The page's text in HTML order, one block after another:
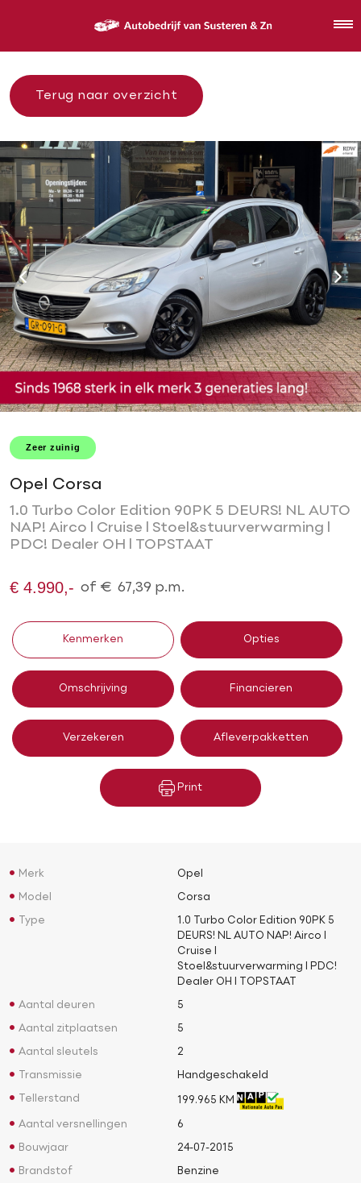
Terug naar overzicht
Zeer zuinig
Opel Corsa
1.0 Turbo Color Edition 90PK 5 DEURS! NL AUTO
NAP! Airco l Cruise l Stoel&stuurverwarming l
PDC! Dealer OH l TOPSTAAT
€ 4.990,- of € 67,39 p.m.
Kenmerken Opties
Omschrijving Financieren
Verzekeren Afleverpakketten
Print
Merk Opel
Model Corsa
Type
1.0 Turbo Color Edition 90PK 5
DEURS! NL AUTO NAP! Airco l
Cruise l
Stoel&stuurverwarming l PDC!
Dealer OH l TOPSTAAT
Aantal deuren 5
Aantal zitplaatsen 5
Aantal sleutels 2
Transmissie Handgeschakeld
Tellerstand 199.965 KM
Aantal versnellingen 6
Bouwjaar 24-07-2015
Brandstof Benzine